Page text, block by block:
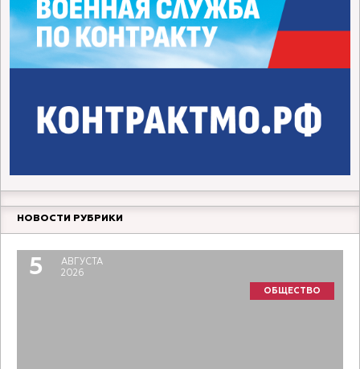
НОВОСТИ РУБРИКИ
5
АВГУСТА
2026
ОБЩЕСТВО